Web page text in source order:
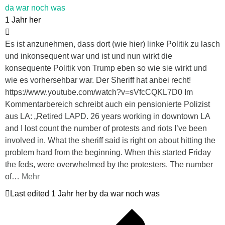
da war noch was
1 Jahr her
Es ist anzunehmen, dass dort (wie hier) linke Politik zu lasch
und inkonsequent war und ist und nun wirkt die
konsequente Politik von Trump eben so wie sie wirkt und
wie es vorhersehbar war. Der Sheriff hat anbei recht!
https://www.youtube.com/watch?v=sVfcCQKL7D0 Im
Kommentarbereich schreibt auch ein pensionierte Polizist
aus LA: „Retired LAPD. 26 years working in downtown LA
and I lost count the number of protests and riots I’ve been
involved in. What the sheriff said is right on about hitting the
problem hard from the beginning. When this started Friday
the feds, were overwhelmed by the protesters. The number
of… Mehr
Last edited 1 Jahr her by da war noch was